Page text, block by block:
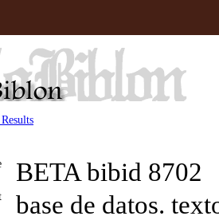
BETA bibid 8702
base de datos.